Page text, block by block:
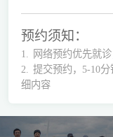
预约须知：
1.
网络预约优先就
2.
提交预约，5-10
细内容